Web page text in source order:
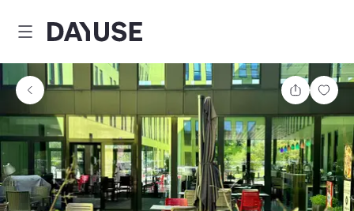
Dayuse
Partager